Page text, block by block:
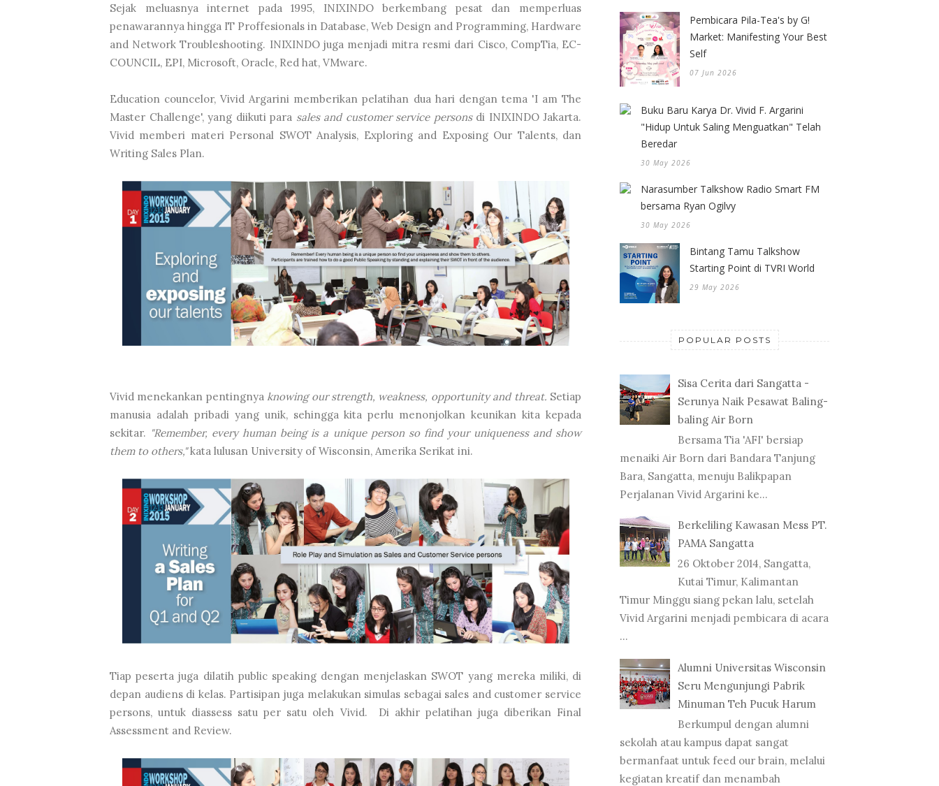
Sejak meluasnya internet pada 1995, INIXINDO berkembang pesat dan memperluas
penawarannya hingga IT Proffesionals in Database, Web Design and Programming, Hardware
and Network Troubleshooting. INIXINDO juga menjadi mitra resmi dari Cisco, CompTia, EC-
COUNCIL, EPI, Microsoft, Oracle, Red hat, VMware.
Education councelor, Vivid Argarini memberikan pelatihan dua hari dengan tema 'I am The
Master Challenge', yang diikuti para sales and customer service personsdi INIXINDO Jakarta.
Vivid memberi materi Personal SWOT Analysis, Exploring and Exposing Our Talents, dan
Writing Sales Plan.
Vivid menekankan pentingnya knowing our strength, weakness, opportunity and threat. Setiap
manusia adalah pribadi yang unik, sehingga kita perlu menonjolkan keunikan kita kepada
sekitar. "Remember, every human being is a unique person so find your uniqueness and show
them to others,"kata lulusan University of Wisconsin, Amerika Serikat ini.
Tiap peserta juga dilatih public speaking dengan menjelaskan SWOT yang mereka miliki, di
depan audiens di kelas. Partisipan juga melakukan simulas sebagai sales and customer service
persons, untuk diassess satu per satu oleh Vivid. Di akhir pelatihan juga diberikan Final
Assessment and Review.
Pembicara Pila-Tea's by G!
Market: Manifesting Your Best
Self
07 Jun 2026
Buku Baru Karya Dr. Vivid F. Argarini
"Hidup Untuk Saling Menguatkan" Telah
Beredar
30 May 2026
Narasumber Talkshow Radio Smart FM
bersama Ryan Ogilvy
30 May 2026
Bintang Tamu Talkshow
Starting Point di TVRI World
29 May 2026
POPULAR POSTS
Sisa Cerita dari Sangatta -
Serunya Naik Pesawat Baling-
baling Air Born
Bersama Tia 'AFI' bersiap
menaiki Air Born dari Bandara Tanjung
Bara, Sangatta, menuju Balikpapan
Perjalanan Vivid Argarini ke...
Berkeliling Kawasan Mess PT.
PAMA Sangatta
26 Oktober 2014, Sangatta,
Kutai Timur, Kalimantan
Timur Minggu siang pekan lalu, setelah
Vivid Argarini menjadi pembicara di acara
...
Alumni Universitas Wisconsin
Seru Mengunjungi Pabrik
Minuman Teh Pucuk Harum
Berkumpul dengan alumni
sekolah atau kampus dapat sangat
bermanfaat untuk feed our brain, melalui
kegiatan kreatif dan menambah